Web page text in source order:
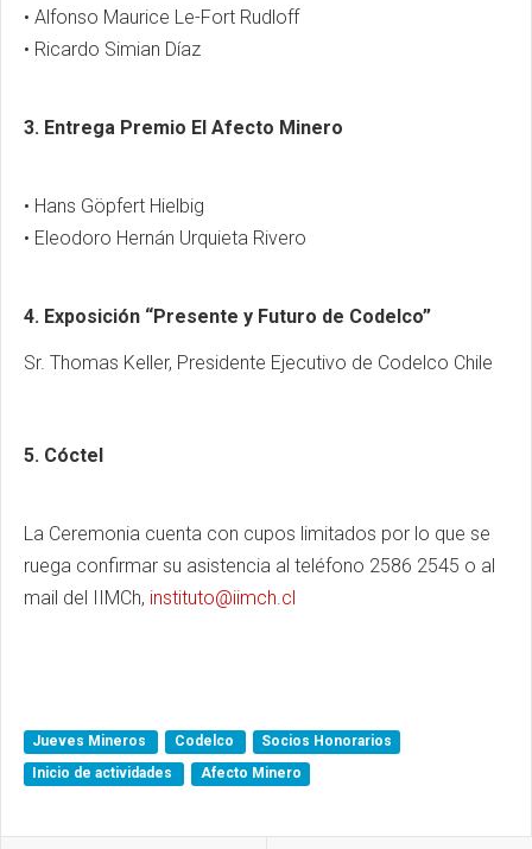
• Alfonso Maurice Le-Fort Rudloff
• Ricardo Simian Díaz
3. Entrega Premio El Afecto Minero
• Hans Göpfert Hielbig
• Eleodoro Hernán Urquieta Rivero
4. Exposición “Presente y Futuro de Codelco”
Sr. Thomas Keller, Presidente Ejecutivo de Codelco Chile
5. Cóctel
La Ceremonia cuenta con cupos limitados por lo que se
ruega confirmar su asistencia al teléfono 2586 2545 o al
mail del IIMCh, instituto@iimch.cl
Jueves Mineros Codelco
Socios Honorarios
Inicio de actividades
Afecto Minero